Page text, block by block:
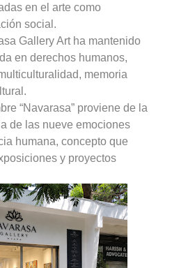
en el arte como
social.
Gallery Art ha mantenido
en derechos humanos,
memoria
“Navarasa” proviene de la
de las nueve emociones
humana, concepto que
y proyectos